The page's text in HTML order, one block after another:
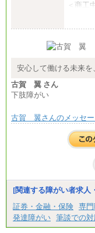
＜商工
安心して働ける未来を
古賀 翼 さん
下肢障がい
古賀 翼さんのメッセー
[関連する障がい者求人
証券・金融・保険 専
発達障がい 筆談での